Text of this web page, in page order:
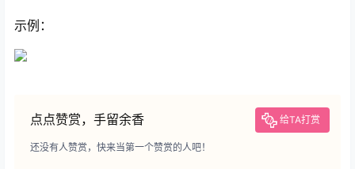
示例：
点点赞赏，手留余香 给TA打赏
还没有人赞赏，快来当第一个赞赏的人吧！